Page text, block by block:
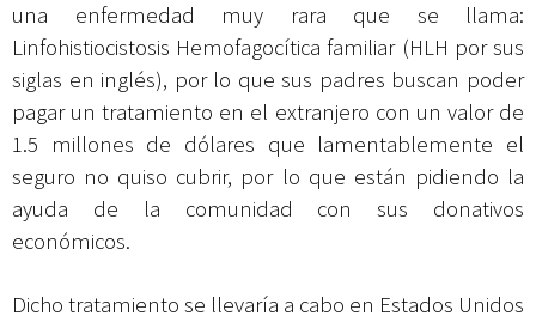
una enfermedad muy rara que se llama:
Linfohistiocistosis Hemofagocítica familiar (HLH por sus
siglas en inglés), por lo que sus padres buscan poder
pagar un tratamiento en el extranjero con un valor de
1.5 millones de dólares que lamentablemente el
seguro no quiso cubrir, por lo que están pidiendo la
ayuda de la comunidad con sus donativos
económicos.
Dicho tratamiento se llevaría a cabo en Estados Unidos